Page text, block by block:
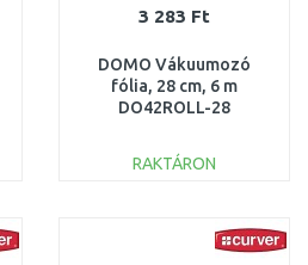
3 283 Ft
DOMO Vákuumozó
fólia, 28 cm, 6 m
DO42ROLL-28
RAKTÁRON
Összehasonlítás